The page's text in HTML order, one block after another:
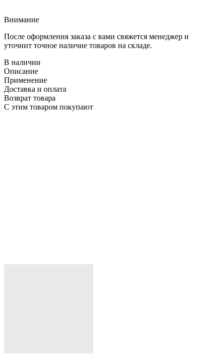
Внимание
После оформления заказа с вами свяжется менеджер и
уточнит точное наличие товаров на складе.
В наличии
Описание
Применение
Доставка и оплата
Возврат товара
С этим товаром покупают